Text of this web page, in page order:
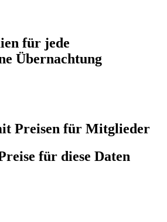
für jede
Übernachtung
Preisen für Mitglieder
für diese Daten